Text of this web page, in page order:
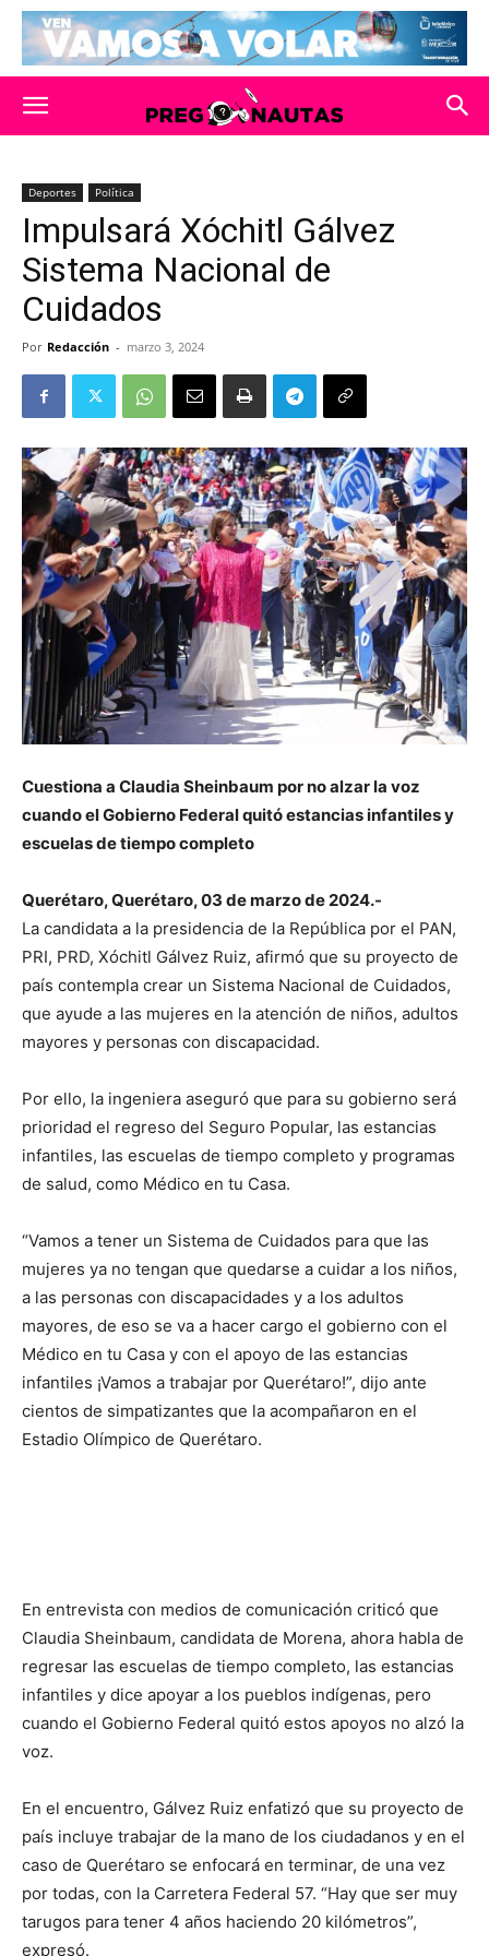
Deportes Política
Impulsará Xóchitl Gálvez
Sistema Nacional de
Cuidados
Por Redacción - marzo 3, 2024
Cuestiona a Claudia Sheinbaum por no alzar la voz
cuando el Gobierno Federal quitó estancias infantiles y
escuelas de tiempo completo
Querétaro, Querétaro, 03 de marzo de 2024.-
La candidata a la presidencia de la República por el PAN,
PRI, PRD, Xóchitl Gálvez Ruiz, afirmó que su proyecto de
país contempla crear un Sistema Nacional de Cuidados,
que ayude a las mujeres en la atención de niños, adultos
mayores y personas con discapacidad.
Por ello, la ingeniera aseguró que para su gobierno será
prioridad el regreso del Seguro Popular, las estancias
infantiles, las escuelas de tiempo completo y programas
de salud, como Médico en tu Casa.
“Vamos a tener un Sistema de Cuidados para que las
mujeres ya no tengan que quedarse a cuidar a los niños,
a las personas con discapacidades y a los adultos
mayores, de eso se va a hacer cargo el gobierno con el
Médico en tu Casa y con el apoyo de las estancias
infantiles ¡Vamos a trabajar por Querétaro!”, dijo ante
cientos de simpatizantes que la acompañaron en el
Estadio Olímpico de Querétaro.
En entrevista con medios de comunicación criticó que
Claudia Sheinbaum, candidata de Morena, ahora habla de
regresar las escuelas de tiempo completo, las estancias
infantiles y dice apoyar a los pueblos indígenas, pero
cuando el Gobierno Federal quitó estos apoyos no alzó la
voz.
En el encuentro, Gálvez Ruiz enfatizó que su proyecto de
país incluye trabajar de la mano de los ciudadanos y en el
caso de Querétaro se enfocará en terminar, de una vez
por todas, con la Carretera Federal 57. “Hay que ser muy
tarugos para tener 4 años haciendo 20 kilómetros”,
expresó.